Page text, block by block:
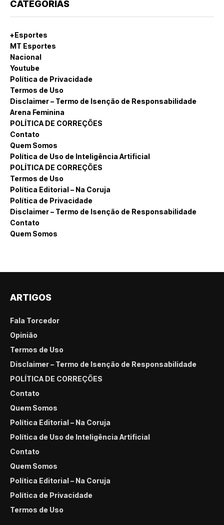
CATEGORIAS
+Esportes
MT Esportes
Nacional
Youtube
Política de Privacidade
Termos de Uso
Disclaimer – Termo de Isenção de Responsabilidade
Arena Feminina
POLÍTICA DE CORREÇÕES
Contato
Quem Somos
Política de Uso de Inteligência Artificial
POLÍTICA DE CORREÇÕES
Termos de Uso
Política Editorial – Na Coruja
Política de Privacidade
Disclaimer – Termo de Isenção de Responsabilidade
Contato
Quem Somos
ARTIGOS
Fala Torcedor
Opinião
Termos de Uso
Disclaimer – Termo de Isenção de Responsabilidade
POLÍTICA DE CORREÇÕES
Contato
Quem Somos
Política Editorial – Na Coruja
Política de Uso de Inteligência Artificial
Contato
Quem Somos
Política Editorial – Na Coruja
Política de Privacidade
Termos de Uso